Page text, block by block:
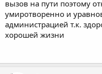
вызов на пути поэтому
умиротворенно и
администрацией т.к.
хорошей жизни